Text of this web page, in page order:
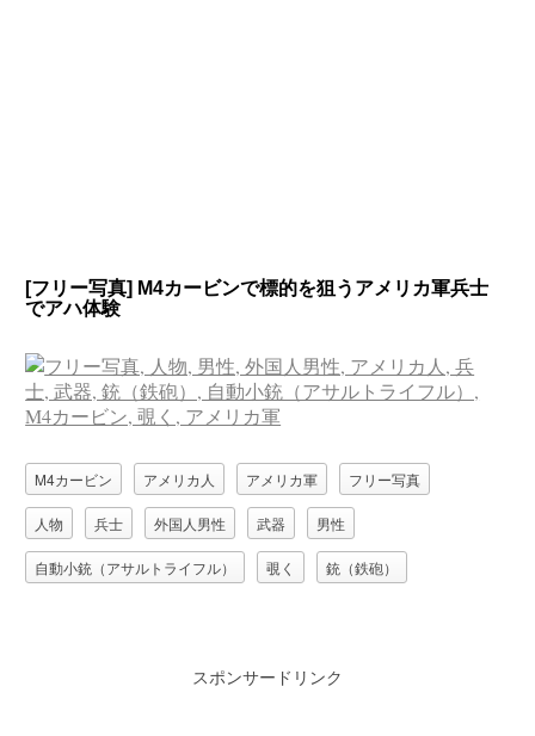
[フリー写真] M4カービンで標的を狙うアメリカ軍兵士
でアハ体験
M4カービン アメリカ人 アメリカ軍 フリー写真
人物 兵士 外国人男性 武器 男性
自動小銃（アサルトライフル） 覗く 銃（鉄砲）
スポンサードリンク